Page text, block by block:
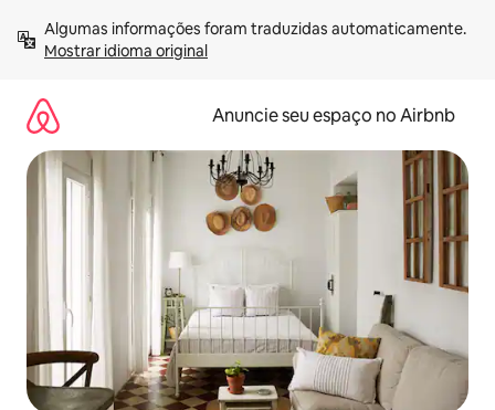
para
Mostrar idioma original
Anuncie seu espaço no Airbnb